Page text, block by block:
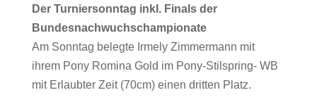
Der Turniersonntag inkl. Finals der
Bundesnachwuchschampionate
Am Sonntag belegte Irmely Zimmermann mit
ihrem Pony Romina Gold im Pony-Stilspring- WB
mit Erlaubter Zeit (70cm) einen dritten Platz.